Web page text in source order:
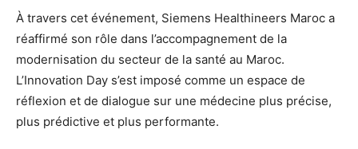
À travers cet événement, Siemens Healthineers Maroc a
réaffirmé son rôle dans l’accompagnement de la
modernisation du secteur de la santé au Maroc.
L’Innovation Day s’est imposé comme un espace de
réflexion et de dialogue sur une médecine plus précise,
plus prédictive et plus performante.